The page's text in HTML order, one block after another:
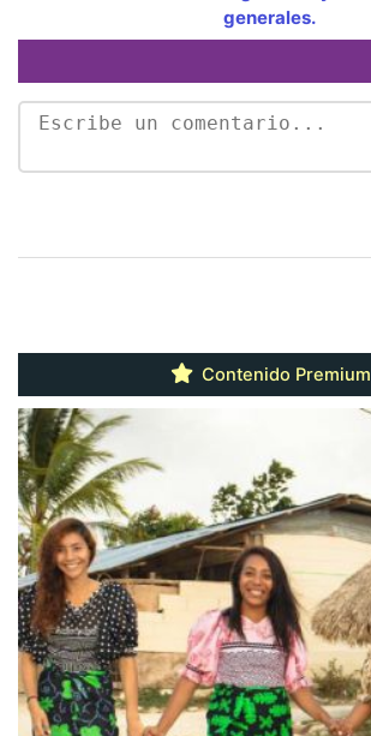
generales.
Contenido Premium